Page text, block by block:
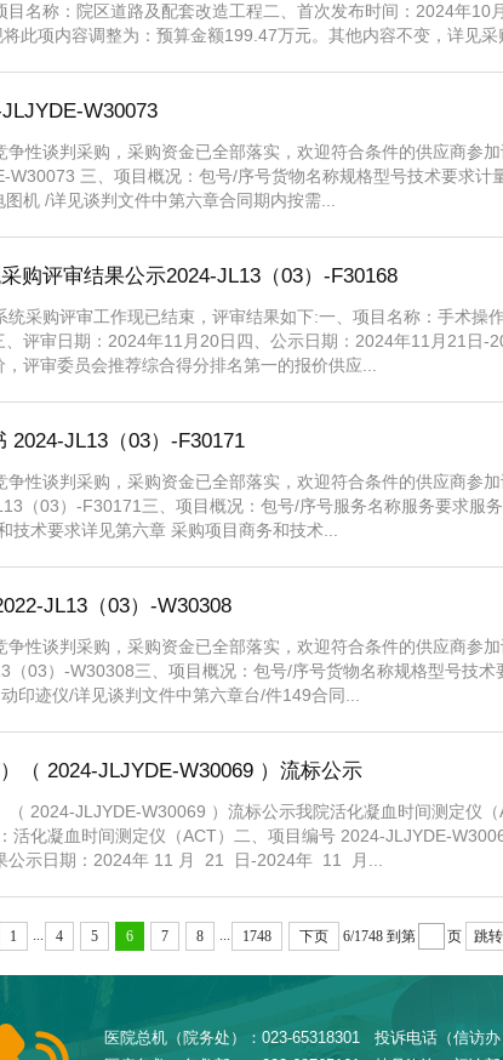
目名称：院区道路及配套改造工程二、首次发布时间：2024年
此项内容调整为：预算金额199.47万元。其他内容不变，详见采
W30073
性谈判采购，采购资金已全部落实，欢迎符合条件的供应商参
三、项目概况：包号/序号货物名称规格型号技术要求计
机 /详见谈判文件中第六章合同期内按需...
购评审结果公示2024-JL13（03）-F30168
统采购评审工作现已结束，评审结果如下:一、项目名称：手术操
评审日期：2024年11月20日四、公示日期：2024年11月21日-
评审委员会推荐综合得分排名第一的报价供应...
2024-JL13（03）-F30171
争性谈判采购，采购资金已全部落实，欢迎符合条件的供应商参
（03）-F30171三、项目概况：包号/序号服务名称服务要求服
技术要求详见第六章 采购项目商务和技术...
JL13（03）-W30308
争性谈判采购，采购资金已全部落实，欢迎符合条件的供应商参
（03）-W30308三、项目概况：包号/序号货物名称规格型号技术
印迹仪/详见谈判文件中第六章台/件149合同...
（ 2024-JLJYDE-W30069 ）流标公示
（ 2024-JLJYDE-W30069 ）流标公示我院活化凝血时间测定仪
活化凝血时间测定仪（ACT）二、项目编号 2024-JLJYDE-
公示日期：2024年 11 月 21 日-2024年 11 月...
1 4 5 6 7 8 1748 下页 6/1748 到第 页 跳转
医院总机（院务处）：023-65318301 投诉电话（信访办